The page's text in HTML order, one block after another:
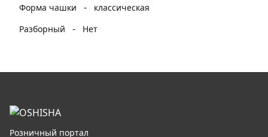
Форма чашки
-
классическая
Разборный
- Нет
Розничный портал